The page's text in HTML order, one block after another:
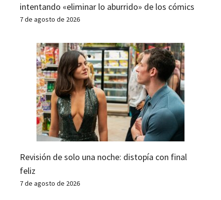
intentando «eliminar lo aburrido» de los cómics
7 de agosto de 2026
Revisión de solo una noche: distopía con final
feliz
7 de agosto de 2026